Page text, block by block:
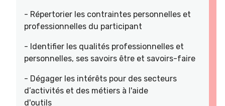
- Répertorier les contraintes personnelles et
professionnelles du participant
- Identifier les qualités professionnelles et
personnelles, ses savoirs être et savoirs-faire
- Dégager les intérêts pour des secteurs
d’activités et des métiers à l'aide
d'outils